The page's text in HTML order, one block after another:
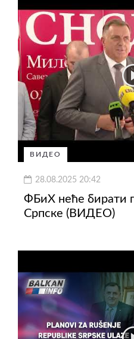
ВИДЕО
28.08.2025 20:42
ФБиХ неће бирати
Српске (ВИДЕО)